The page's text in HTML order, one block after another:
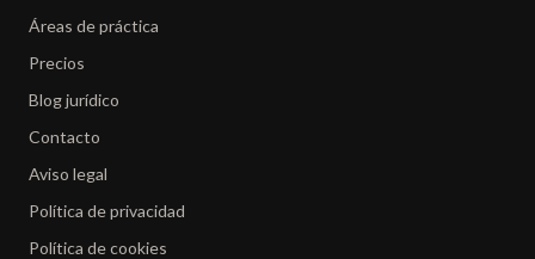
Áreas de práctica
Precios
Blog jurídico
Contacto
Aviso legal
Política de privacidad
Política de cookies